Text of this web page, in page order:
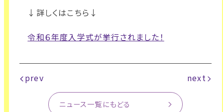
↓詳しくはこちら↓
令和６年度入学式が挙行されました！
prev next
ニュース一覧にもどる